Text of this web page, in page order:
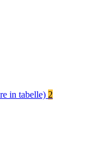
in tabelle) 2